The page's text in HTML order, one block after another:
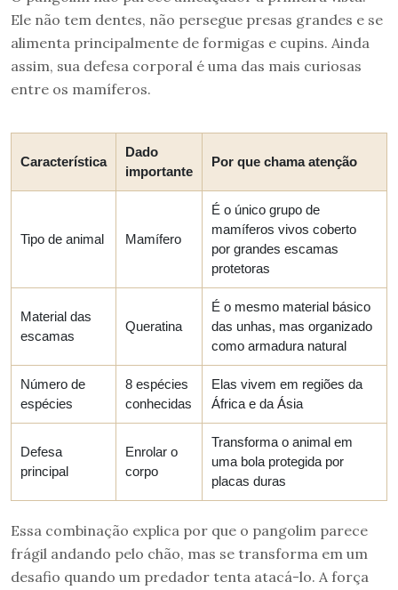
Ele não tem dentes, não persegue presas grandes e se
alimenta principalmente de formigas e cupins. Ainda
assim, sua defesa corporal é uma das mais curiosas
entre os mamíferos.
Característica
Dado
importante
Por que chama atenção
Tipo de animal Mamífero
É o único grupo de
mamíferos vivos coberto
por grandes escamas
protetoras
Material das
escamas
Queratina
É o mesmo material básico
das unhas, mas organizado
como armadura natural
Número de
espécies
8 espécies
conhecidas
Elas vivem em regiões da
África e da Ásia
Defesa
principal
Enrolar o
corpo
Transforma o animal em
uma bola protegida por
placas duras
Essa combinação explica por que o pangolim parece
frágil andando pelo chão, mas se transforma em um
desafio quando um predador tenta atacá-lo. A força